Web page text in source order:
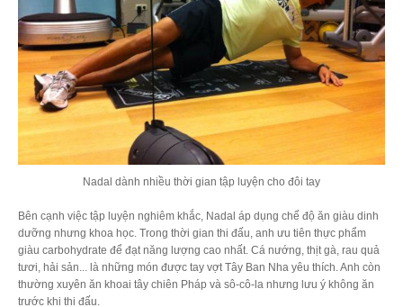
Nadal dành nhiều thời gian tập luyện cho đôi tay
Bên cạnh việc tập luyện nghiêm khắc, Nadal áp dụng chế độ ăn giàu dinh
dưỡng nhưng khoa học. Trong thời gian thi đấu, anh ưu tiên thực phẩm
giàu carbohydrate để đạt năng lượng cao nhất. Cá nướng, thịt gà, rau quả
tươi, hải sản... là những món được tay vợt Tây Ban Nha yêu thích. Anh còn
thường xuyên ăn khoai tây chiên Pháp và sô-cô-la nhưng lưu ý không ăn
trước khi thi đấu.